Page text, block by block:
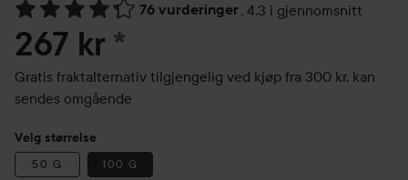
76 vurderinger, 4.3 i gjennomsnitt
Gå til Vurderinger & anmeldelser
267 kr *
Gratis fraktalternativ tilgjengelig ved kjøp fra 300 kr, kan
sendes omgående
Velg størrelse
50 G 100 G